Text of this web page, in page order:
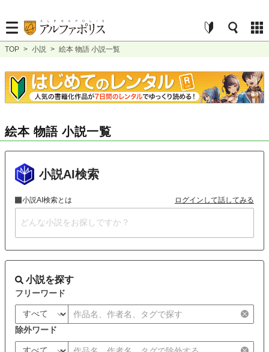
TOP > 小説 > 絵本 物語 小説一覧
絵本 物語 小説一覧
小説AI検索
小説AI検索とは ログインして話してみる
小説を探す
フリーワード
除外ワード